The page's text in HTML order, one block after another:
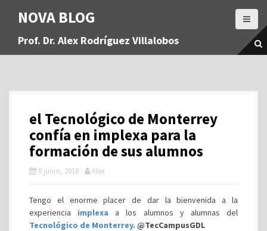
a
NOVA BLOG
Prof. Dr. Alex Rodríguez Villalobos
el Tecnológico de Monterrey
confía en implexa para la
formación de sus alumnos
8 junio, 2016 Alex
Tengo el enorme placer de dar la bienvenida a la
experiencia implexa a los alumnos y alumnas del
Tecnológico de Monterrey. @TecCampusGDL